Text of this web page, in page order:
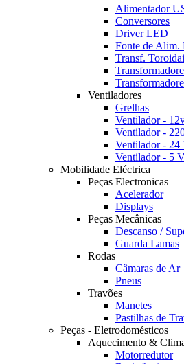
Alimentador
Conversores
Driver LED
Fonte de Alim.
Transf.
Ventiladores
Grelhas
Ventilador -
Ventilador -
Ventilador - 24
Ventilador - 5
Mobilidade Eléctrica
Peças Electronicas
Acelerador
Displays
Peças Mecânicas
Descanso /
Guarda Lamas
Rodas
Câmaras de Ar
Pneus
Travões
Manetes
Pastilhas de
Peças - Eletrodomésticos
Aquecimento &
Motorredutor